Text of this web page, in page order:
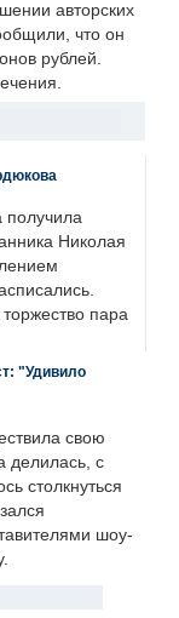
авторских
что он
рублей.
получила
Николая
пара
"Удивило
свою
делилась, с
столкнуться
шоу-